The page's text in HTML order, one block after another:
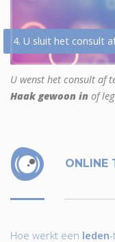
4. U sluit het consult
U wenst het consult af
Haak gewoon in of
ONLINE
Hoe werkt een leden